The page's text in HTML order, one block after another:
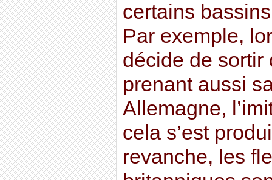
certains
Par exemple,
décide de sortir
prenant aussi
Allemagne,
cela s’est
revanche, les